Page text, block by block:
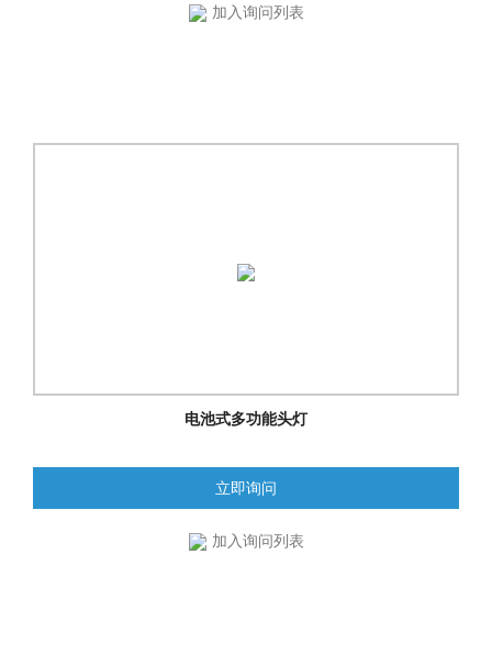
加入询问列表
电池式多功能头灯
立即询问
加入询问列表